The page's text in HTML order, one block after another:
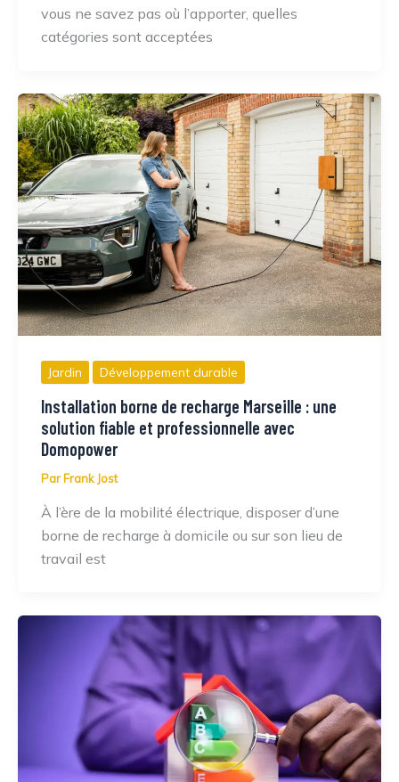
vous ne savez pas où l’apporter, quelles
catégories sont acceptées
Jardin Développement durable
Installation borne de recharge Marseille : une
solution fiable et professionnelle avec
Domopower
Par Frank Jost
À l’ère de la mobilité électrique, disposer d’une
borne de recharge à domicile ou sur son lieu de
travail est